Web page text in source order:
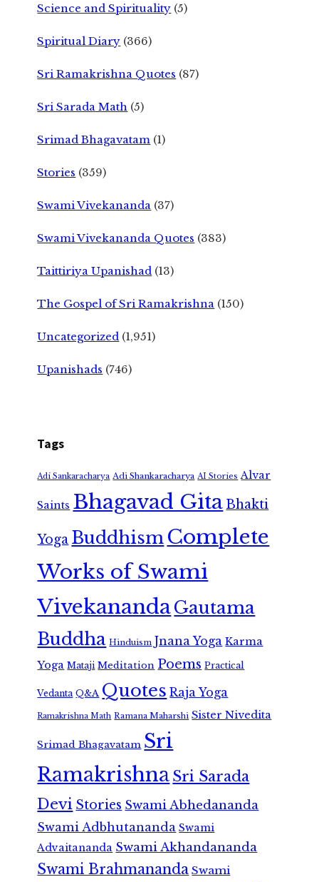
Science and Spirituality (5)
Spiritual Diary (366)
Sri Ramakrishna Quotes (87)
Sri Sarada Math (5)
Srimad Bhagavatam (1)
Stories (359)
Swami Vivekananda (37)
Swami Vivekananda Quotes (383)
Taittiriya Upanishad (13)
The Gospel of Sri Ramakrishna (150)
Uncategorized (1,951)
Upanishads (746)
Tags
Adi Sankaracharya Adi Shankaracharya AI Stories Alvar
Saints Bhagavad GitaBhakti
Yoga Buddhism Complete
Works of Swami
VivekanandaGautama
Buddha Hinduism Jnana Yoga Karma
Yoga Mataji Meditation Poems Practical
Vedanta Q&A Quotes Raja Yoga
Ramakrishna Math Ramana Maharshi Sister Nivedita
Srimad Bhagavatam Sri
RamakrishnaSri Sarada
Devi Stories Swami Abhedananda
Swami Adbhutananda Swami
Advaitananda Swami Akhandananda
Swami Brahmananda Swami